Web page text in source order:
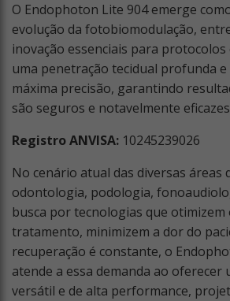
O Endophoton Lite 904 emerge
evolução da fotobiomodulação,
inovação essenciais para protocolos
uma penetração tecidual profunda e
máxima precisão, garantindo
são seguros e notavelmente
Registro ANVISA: 10245239026
No cenário atual das diversas áreas
odontologia, podologia,
busca por tecnologias que otimizem
tratamento, minimizem a dor do
recuperação é constante, o
atende a essa demanda ao oferecer
versátil e de alta performance,